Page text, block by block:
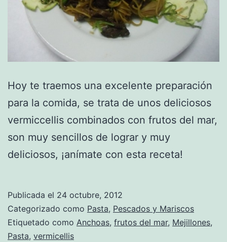
Hoy te traemos una excelente preparación
para la comida, se trata de unos deliciosos
vermiccellis combinados con frutos del mar,
son muy sencillos de lograr y muy
deliciosos, ¡anímate con esta receta!
Publicada el 24 octubre, 2012
Categorizado como Pasta, Pescados y Mariscos
Etiquetado como Anchoas, frutos del mar, Mejillones,
Pasta, vermicellis